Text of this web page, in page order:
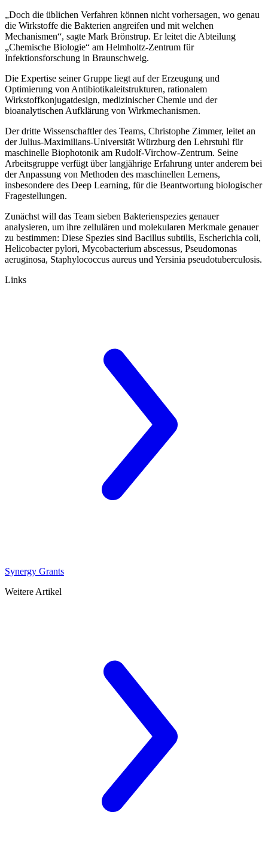
„Doch die üblichen Verfahren können nicht vorhersagen, wo genau
die Wirkstoffe die Bakterien angreifen und mit welchen
Mechanismen“, sagte Mark Brönstrup. Er leitet die Abteilung
„Chemische Biologie“ am Helmholtz-Zentrum für
Infektionsforschung in Braunschweig.
Die Expertise seiner Gruppe liegt auf der Erzeugung und
Optimierung von Antibiotikaleitstrukturen, rationalem
Wirkstoffkonjugatdesign, medizinischer Chemie und der
bioanalytischen Aufklärung von Wirkmechanismen.
Der dritte Wissenschaftler des Teams, Christophe Zimmer, leitet an
der Julius-Maximilians-Universität Würzburg den Lehrstuhl für
maschinelle Biophotonik am Rudolf-Virchow-Zentrum. Seine
Arbeitsgruppe verfügt über lang­jährige Erfahrung unter anderem bei
der Anpassung von Methoden des maschinellen Lernens,
insbesondere des Deep Learning, für die Beantwortung biologischer
Fragestellungen.
Zunächst will das Team sieben Bakterienspezies genauer
analysieren, um ihre zellulären und molekularen Merkmale genauer
zu bestimmen: Diese Spezies sind Bacillus subtilis, Escherichia coli,
Helicobacter pylori, Mycobacterium abscessus, Pseudomonas
aeruginosa, Staphylococcus aureus und Yersinia pseudotuberculosis.
Links
Synergy Grants
Weitere Artikel